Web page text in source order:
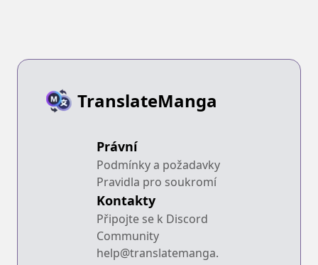
TranslateManga
Právní
Podmínky a požadavky
Pravidla pro soukromí
Kontakty
Připojte se k Discord
Community
help@translatemanga.